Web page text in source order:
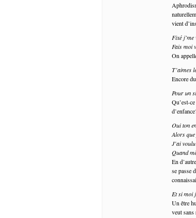
vient
Fixé
Fais moi
On
T’aimes
Encore
Pour un
Qu’est-
Oui ton
Alors que
J’ai
Quand
En
se passe
Et si moi
Un être
veut sans